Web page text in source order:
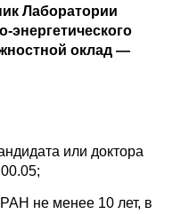
Лаборатории
энергетического
оклад —
или доктора
не менее 10 лет, в